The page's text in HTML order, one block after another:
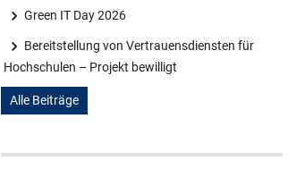
Green IT Day 2026
Bereitstellung von Vertrauensdiensten für
Hochschulen – Projekt bewilligt
Alle Beiträge